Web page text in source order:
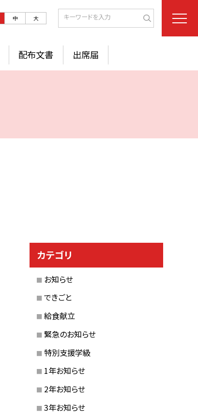
中 大
配布文書 出席届
カテゴリ
お知らせ
できごと
給食献立
緊急のお知らせ
特別支援学級
1年お知らせ
2年お知らせ
3年お知らせ